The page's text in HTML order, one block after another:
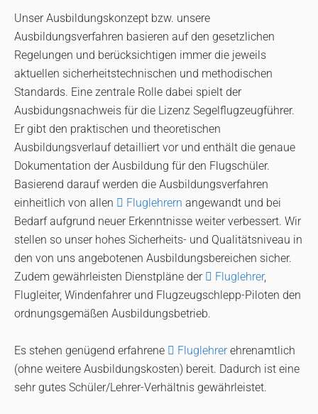
Unser Ausbildungskonzept bzw. unsere
Ausbildungsverfahren basieren auf den gesetzlichen
Regelungen und berücksichtigen immer die jeweils
aktuellen sicherheitstechnischen und methodischen
Standards. Eine zentrale Rolle dabei spielt der
Ausbidungsnachweis für die Lizenz Segelflugzeugführer.
Er gibt den praktischen und theoretischen
Ausbildungsverlauf detailliert vor und enthält die genaue
Dokumentation der Ausbildung für den Flugschüler.
Basierend darauf werden die Ausbildungsverfahren
einheitlich von allen
Fluglehrern angewandt und bei
Bedarf aufgrund neuer Erkenntnisse weiter verbessert. Wir
stellen so unser hohes Sicherheits- und Qualitätsniveau in
den von uns angebotenen Ausbildungsbereichen sicher.
Zudem gewährleisten Dienstpläne der
Fluglehrer,
Flugleiter, Windenfahrer und Flugzeugschlepp-Piloten den
ordnungsgemäßen Ausbildungsbetrieb.
Es stehen genügend erfahrene Fluglehrerehrenamtlich
(ohne weitere Ausbildungskosten) bereit. Dadurch ist eine
sehr gutes Schüler/Lehrer-Verhältnis gewährleistet.